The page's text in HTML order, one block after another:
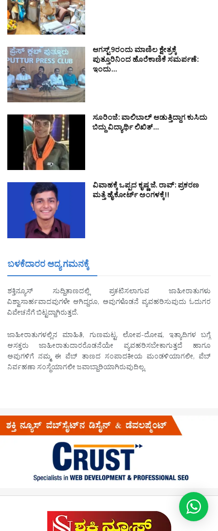
ಆಗಸ್ಟ್ 9ರಂದು ಮಾಣಿಲ ಕ್ಷೇತ್ರಕ್ಕೆ
ಪುತ್ತೂರಿನಿಂದ ಹೊರೆಕಾಣಿಕೆ ಸಮರ್ಪಣೆ:
ಇಂದು…
ಸೂರಿಂಜೆ: ವಾಲಿಬಾಲ್ ಆಡುತ್ತಿದ್ದಾಗ ಕುಸಿದು
ಬಿದ್ದು ವಿದ್ಯಾರ್ಥಿ ಲಿಖಿತ್…
ವಿವಾಹಕ್ಕೆ ಒಪ್ಪದ ಕೃಷ್ಣ ಜೆ. ರಾವ್: ಪ್ರಕರಣ
ಮತ್ತೆ ಹೈಕೋರ್ಟ್ ಅಂಗಳಕ್ಕೆ!!
ಬಳಕೆದಾರರ ಆದ್ಯ ಗಮನಕ್ಕೆ
ಶಕ್ತಿನ್ಯೂಸ್ ಸುದ್ದಿತಾಣದಲ್ಲಿ ಪ್ರಕಟಿಸಲಾಗುವ ಜಾಹೀರಾತುಗಳು
ವಿಶ್ವಾಸಾರ್ಹವಾದವುಗಳೇ ಆಗಿದ್ದರೂ, ಅವುಗಳೊಡನೆ ವ್ಯವಹರಿಸುವುದು ಓದುಗರ
ವಿವೇಚನೆಗೆ ಬಿಟ್ಟದ್ದಾಗಿರುತ್ತದೆ.
ಜಾಹೀರಾತುಗಳಲ್ಲಿನ ಮಾಹಿತಿ, ಗುಣಮಟ್ಟ, ಲೋಪ-ದೋಷ, ಇತ್ಯಾದಿಗಳ ಬಗ್ಗೆ
ಆಸಕ್ತರು ಜಾಹೀರಾತುದಾರರೊಡನೆಯೇ ವ್ಯವಹರಿಸಬೇಕಾಗುತ್ತದೆ ಹಾಗೂ
ಅವುಗಳಿಗೆ ನಮ್ಮ ಈ ವೆಬ್ ತಾಣದ ಸಂಪಾದಕೀಯ ಮಂಡಳಿಯಾಗಲೀ, ವೆಬ್
ನಿರ್ವಹಣಾ ಸಂಸ್ಥೆಯಾಗಲೀ ಜವಾಬ್ದಾರಿಯಾಗಿರುವುದಿಲ್ಲ.